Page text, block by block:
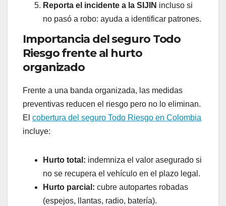
Reporta el incidente a la SIJIN incluso si
no pasó a robo: ayuda a identificar patrones.
Importancia del seguro Todo
Riesgo frente al hurto
organizado
Frente a una banda organizada, las medidas
preventivas reducen el riesgo pero no lo eliminan.
El cobertura del seguro Todo Riesgo en Colombia
incluye:
Hurto total: indemniza el valor asegurado si
no se recupera el vehículo en el plazo legal.
Hurto parcial: cubre autopartes robadas
(espejos, llantas, radio, batería).